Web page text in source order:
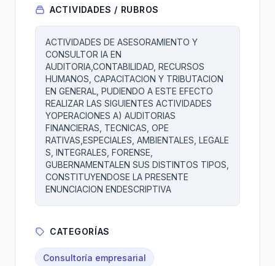
ACTIVIDADES / RUBROS
ACTIVIDADES DE ASESORAMIENTO Y
CONSULTOR IA EN
AUDITORIA,CONTABILIDAD, RECURSOS
HUMANOS, CAPACITACION Y TRIBUTACION
EN GENERAL, PUDIENDO A ESTE EFECTO
REALIZAR LAS SIGUIENTES ACTIVIDADES
YOPERACIONES A) AUDITORIAS
FINANCIERAS, TECNICAS, OPE
RATIVAS,ESPECIALES, AMBIENTALES, LEGALE
S, INTEGRALES, FORENSE,
GUBERNAMENTALEN SUS DISTINTOS TIPOS,
CONSTITUYENDOSE LA PRESENTE
ENUNCIACION ENDESCRIPTIVA
CATEGORÍAS
Consultoría empresarial